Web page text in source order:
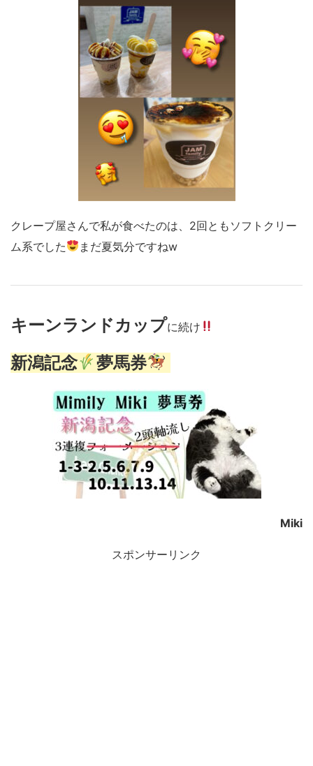
クレープ屋さんで私が食べたのは、2回ともソフトクリー
ム系でした
まだ夏気分ですねw
キーンランドカップに続け
新潟記念 夢馬券
Miki
スポンサーリンク